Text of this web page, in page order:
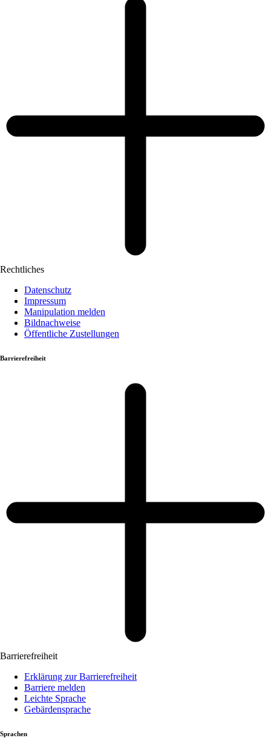
Rechtliches
Datenschutz
Impressum
Manipulation melden
Bildnachweise
Öffentliche Zustellungen
Barrierefreiheit
Barrierefreiheit
Erklärung zur Barrierefreiheit
Barriere melden
Leichte Sprache
Gebärdensprache
Sprachen